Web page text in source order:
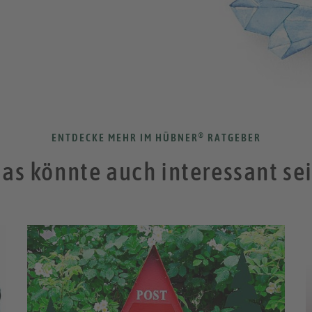
ENTDECKE MEHR IM HÜBNER ® RATGEBER
könnte auch interessant